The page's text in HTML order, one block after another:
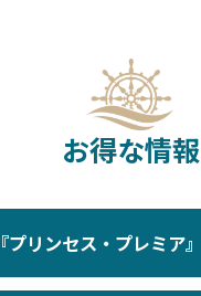
お得な情報
リンセス・プレミア』